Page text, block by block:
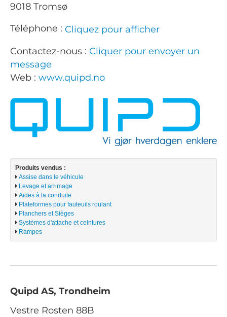
9018 Tromsø
Téléphone : Cliquez pour afficher
Contactez-nous : Cliquer pour envoyer un
message
Web : www.quipd.no
Produits vendus :
Assise dans le véhicule
Levage et arrimage
Aides à la conduite
Plateformes pour fauteuils roulant
Planchers et Sièges
Systèmes d'attache et ceintures
Rampes
Quipd AS, Trondheim
Vestre Rosten 88B